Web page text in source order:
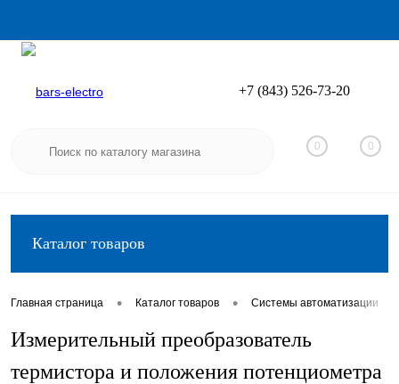
Вход
+7 (843) 526-73-20
0 0
Каталог товаров
Главная страница • Каталог товаров • Системы автоматизации
Измерительный преобразователь
термистора и положения потенциометра